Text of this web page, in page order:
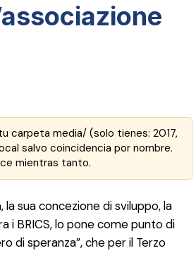
carpeta media/ (solo tienes: 2017,
salvo coincidencia por nombre.
mientras tanto.
sua concezione di sviluppo, la
i BRICS, lo pone come punto di
di speranza”, che per il Terzo